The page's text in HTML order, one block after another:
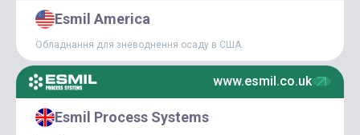
ГОЛОВНІ НОВИНИ
СТАТТІ
Esmil America
Обладнання для зневоднення осаду в США.
www.esmil.co.uk
Esmil Process Systems